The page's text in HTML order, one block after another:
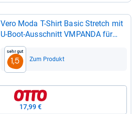
Vero Moda T-​Shirt Basic Stretch mit
U-​Boot-​Aus­schnitt VMPANDA für
Damen nach­hal­tig Slim Fit ohne
Kra­gen Kurz­arm uni­far­ben elas­tisch
Sehr gut
1,5 Zum Produkt
17,99 €